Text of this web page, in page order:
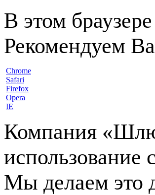
В этом
Рекомендуем
Chrome
Safari
Firefox
Opera
IE
Компания
использование
Мы делаем это